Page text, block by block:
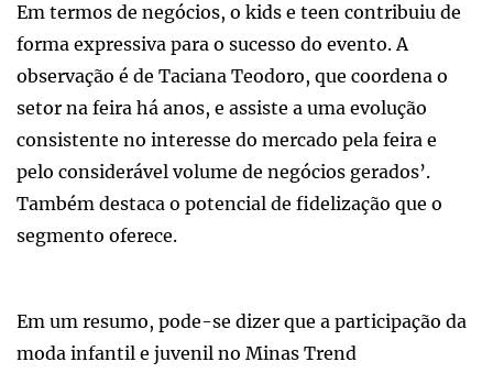
Em termos de negócios, o kids e teen contribuiu de
forma expressiva para o sucesso do evento. A
observação é de Taciana Teodoro, que coordena o
setor na feira há anos, e assiste a uma evolução
consistente no interesse do mercado pela feira e
pelo considerável volume de negócios gerados’.
Também destaca o potencial de fidelização que o
segmento oferece.
Em um resumo, pode-se dizer que a participação da
moda infantil e juvenil no Minas Trend